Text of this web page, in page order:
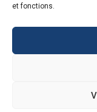
et fonctions.
© Copyright 2026 –